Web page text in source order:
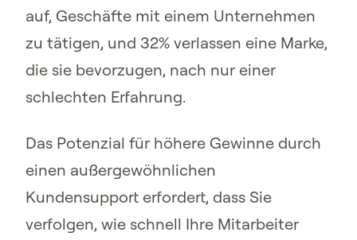
auf, Geschäfte mit einem Unternehmen
zu tätigen, und 32% verlassen eine Marke,
die sie bevorzugen, nach nur einer
schlechten Erfahrung.
Das Potenzial für höhere Gewinne durch
einen außergewöhnlichen
Kundensupport erfordert, dass Sie
verfolgen, wie schnell Ihre Mitarbeiter